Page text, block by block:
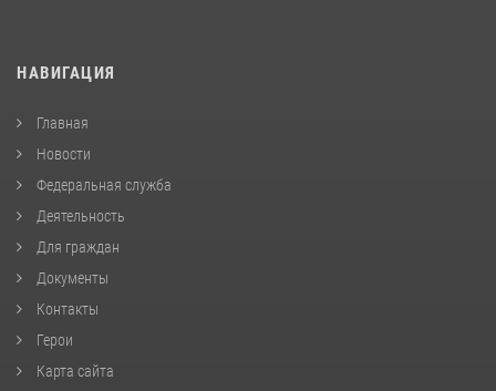
НАВИГАЦИЯ
Главная
Новости
Федеральная служба
Деятельность
Для граждан
Документы
Контакты
Герои
Карта сайта